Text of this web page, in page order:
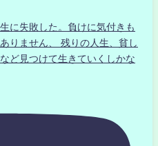
に失敗した。負けに気付きも
りません、 残りの人生、貧し
ど見つけて生きていくしかな